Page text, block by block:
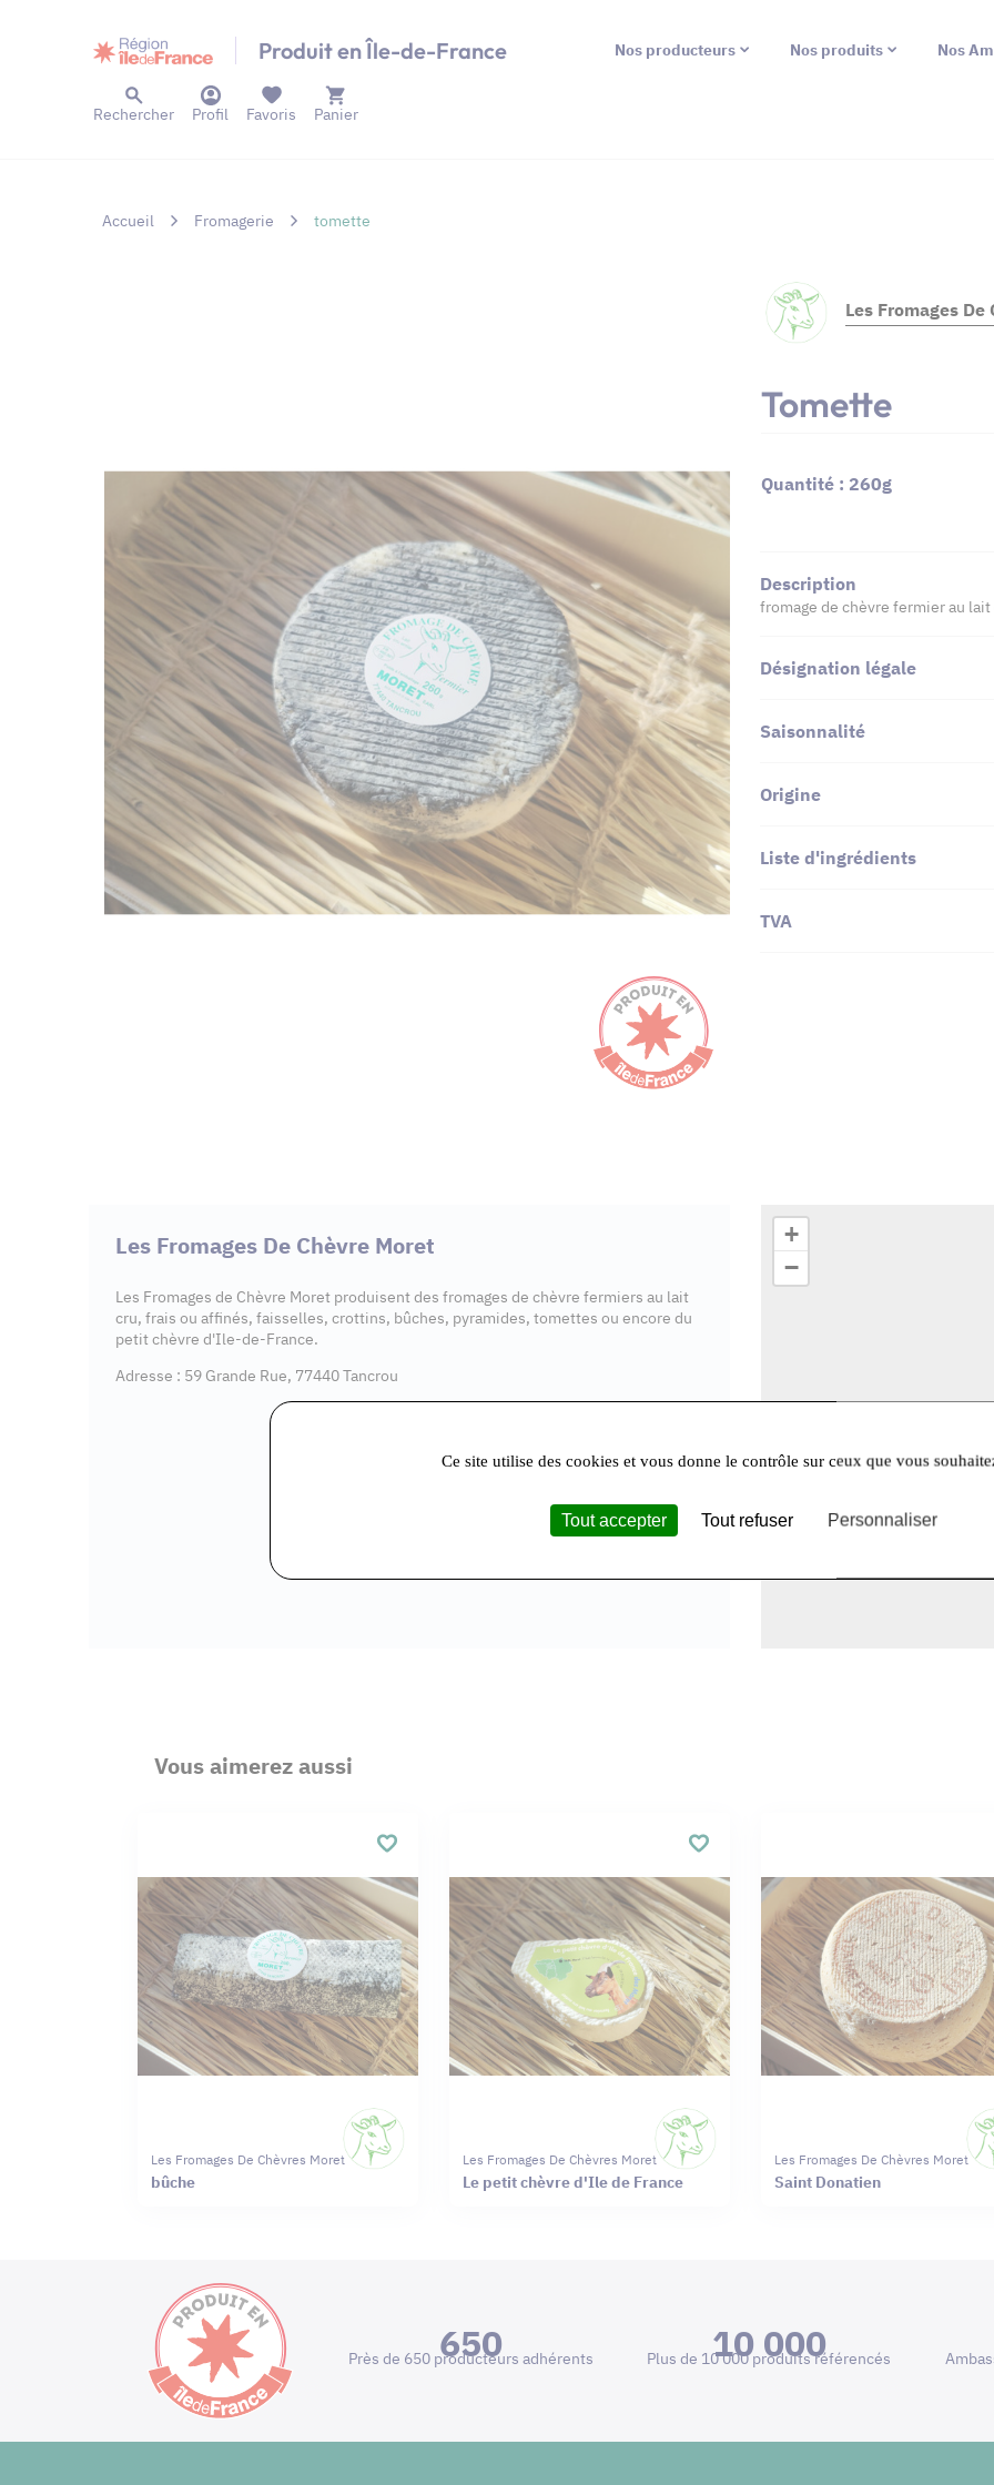
Produit en Île-de-France Nos producteurs Nos produits Nos
Rechercher Profil Panier
Favoris
Accueil Fromagerie tomette
Les Fromages
Tomette
Quantité : 260g
Description
fromage de chèvre fermier au
Désignation légale
Saisonnalité
Origine
Liste d'ingrédients
TVA
Les Fromages De Chèvre Moret
Les Fromages de Chèvre Moret produisent des fromages de chèvre fermiers au lait
cru, frais ou affinés, faisselles, crottins, bûches, pyramides, tomettes ou encore du
petit chèvre d'Ile-de-France.
Adresse : 59 Grande Rue, 77440 Tancrou
+
−
Vous aimerez aussi
Les Fromages De Chèvres Moret
bûche
Les Fromages De Chèvres Moret
Le petit chèvre d'Ile de France
Les Fromages De Chèvres Moret
Saint Donatien
650
Près de 650 producteurs adhérents 10 000
Plus de 10 000 produits référencés
Ce site utilise des cookies et vous donne le contrôle sur ceux que vous
Tout accepter Tout refuser Personnaliser